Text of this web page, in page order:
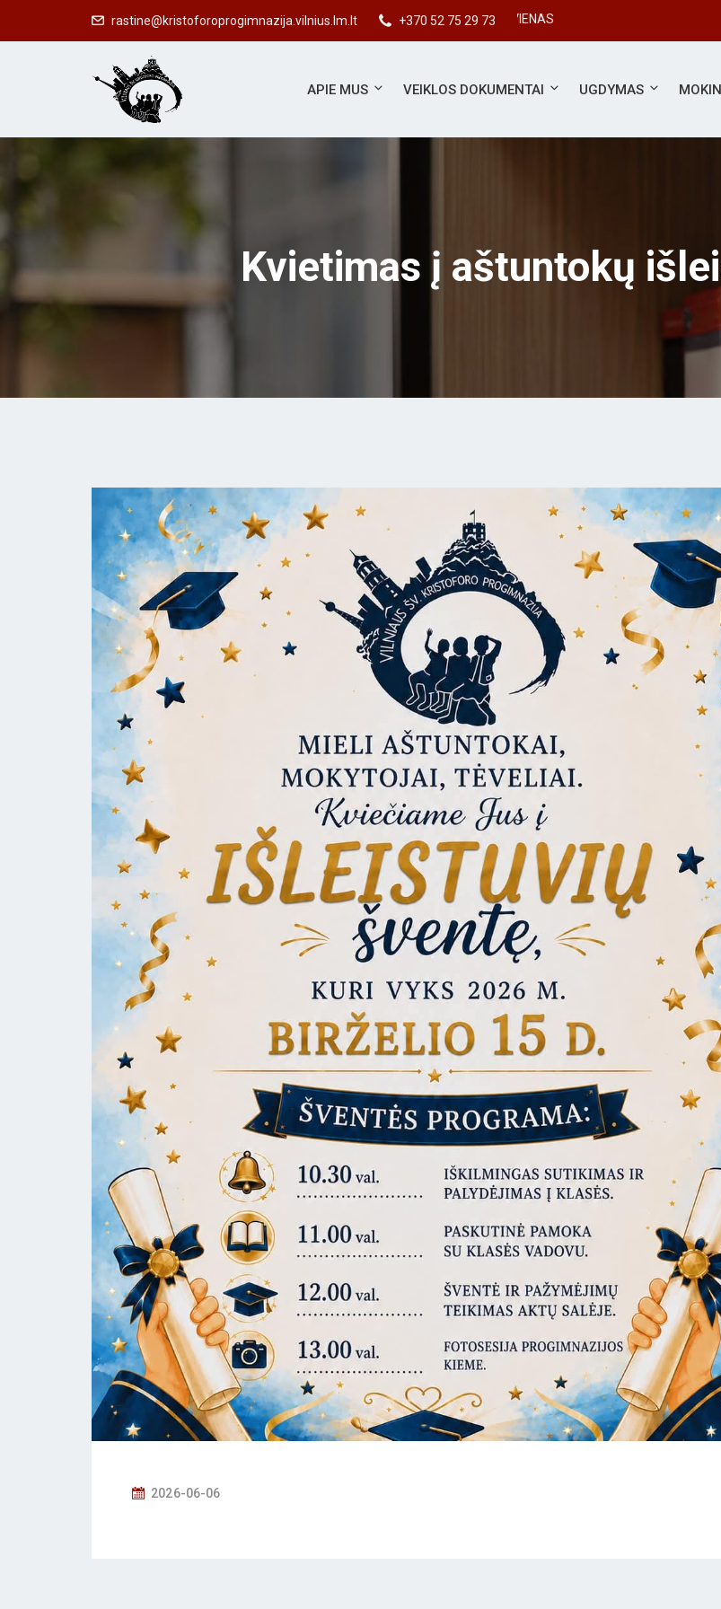
rastine@kristoforoprogimnazija.vilnius.lm.lt +370 52 75 29 73
#SVARBUS KIEKVIENAS
APIE MUS VEIKLOS DOKUMENTAI UGDYMAS
Kvietimas į aštuntokų
P
2026-06-06